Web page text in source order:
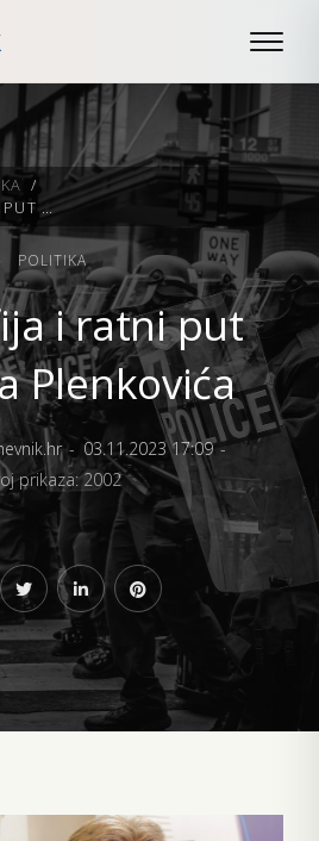
/
BIOGRAFIJA I RATNI PUT ANDREJA PLENKOVIĆA
POLITIKA
i ratni put
Plenkovića
03.11.2023 17:09
prikaza: 2002